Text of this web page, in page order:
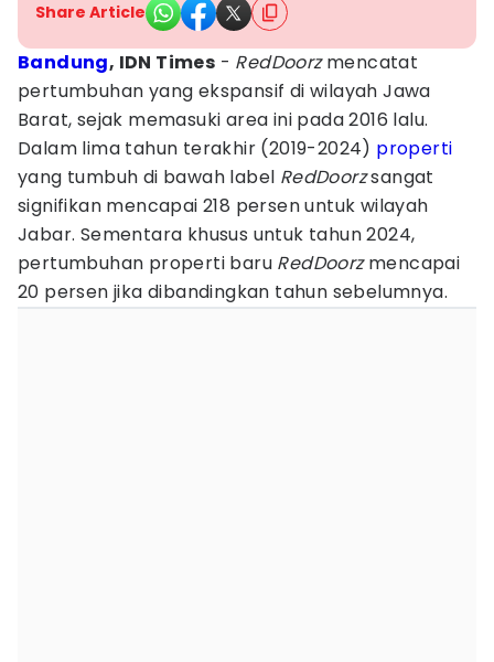
Share Article
Bandung, IDN Times - RedDoorzmencatat
pertumbuhan yang ekspansif di wilayah Jawa
Barat, sejak memasuki area ini pada 2016 lalu.
Dalam lima tahun terakhir (2019-2024) properti
yang tumbuh di bawah label RedDoorzsangat
signifikan mencapai 218 persen untuk wilayah
Jabar. Sementara khusus untuk tahun 2024,
pertumbuhan properti baru RedDoorzmencapai
20 persen jika dibandingkan tahun sebelumnya.